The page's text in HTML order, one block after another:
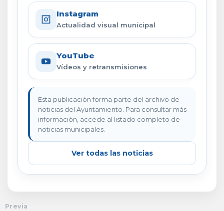
Instagram
Actualidad visual municipal
YouTube
Vídeos y retransmisiones
Esta publicación forma parte del archivo de
noticias del Ayuntamiento. Para consultar más
información, accede al listado completo de
noticias municipales.
Ver todas las noticias
Previa